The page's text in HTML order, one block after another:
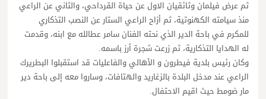
ثم عرض فيلمان وثائقيان الاول عن حياة القرداحي، والثاني عن الراعي
منذ سيامته الكهنوتية، ثم أزاح الراعي الستار عن النصب التذكاري
للمكرم في باحة الدير الذي نحته الفنان سامر عطالله مع ابنه، وقدمت
له الهدايا التذكارية، ثم زرعت شجرة أرز باسمه.
وكان رئيس بلدية فيطرون و الأهالي والفاعليات قد استقبلوا البطريرك
الراعي عند مدخل البلدة بالزغاريد والهتافات، وساروا معه إلى باحة دير
مار ضومط حيث اقيم الاحتفال.